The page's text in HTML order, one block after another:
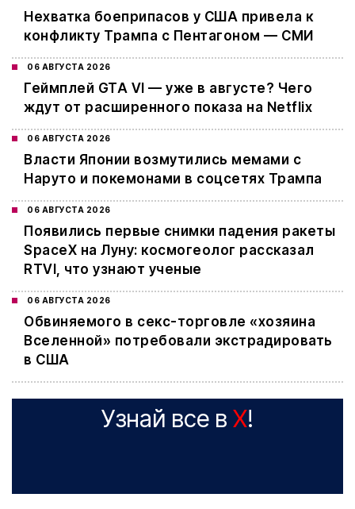
Нехватка боеприпасов у США привела к
конфликту Трампа с Пентагоном — СМИ
06 АВГУСТА 2026
Геймплей GTA VI — уже в августе? Чего
ждут от расширенного показа на Netflix
06 АВГУСТА 2026
Власти Японии возмутились мемами с
Наруто и покемонами в соцсетях Трампа
06 АВГУСТА 2026
Появились первые снимки падения ракеты
SpaceX на Луну: космогеолог рассказал
RTVI, что узнают ученые
06 АВГУСТА 2026
Обвиняемого в секс-торговле «хозяина
Вселенной» потребовали экстрадировать
в США
Узнай все в X!